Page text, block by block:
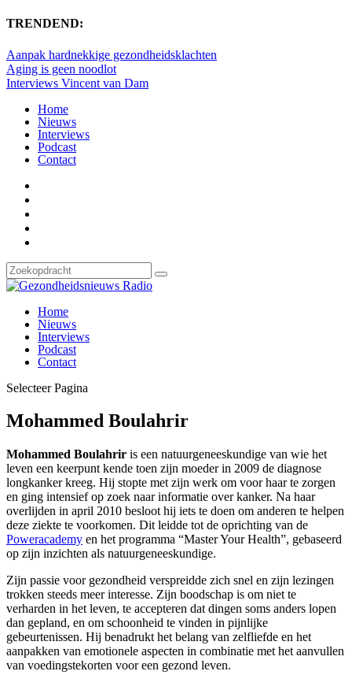
TRENDEND:
Aanpak hardnekkige gezondheidsklachten
Aging is geen noodlot
Interviews Vincent van Dam
Home
Nieuws
Interviews
Podcast
Contact
Home
Nieuws
Interviews
Podcast
Contact
Selecteer Pagina
Mohammed Boulahrir
Mohammed Boulahrir is een natuurgeneeskundige van wie het
leven een keerpunt kende toen zijn moeder in 2009 de diagnose
longkanker kreeg. Hij stopte met zijn werk om voor haar te zorgen
en ging intensief op zoek naar informatie over kanker. Na haar
overlijden in april 2010 besloot hij iets te doen om anderen te helpen
deze ziekte te voorkomen. Dit leidde tot de oprichting van de
Poweracademy en het programma “Master Your Health”, gebaseerd
op zijn inzichten als natuurgeneeskundige.
Zijn passie voor gezondheid verspreidde zich snel en zijn lezingen
trokken steeds meer interesse. Zijn boodschap is om niet te
verharden in het leven, te accepteren dat dingen soms anders lopen
dan gepland, en om schoonheid te vinden in pijnlijke
gebeurtenissen. Hij benadrukt het belang van zelfliefde en het
aanpakken van emotionele aspecten in combinatie met het aanvullen
van voedingstekorten voor een gezond leven.